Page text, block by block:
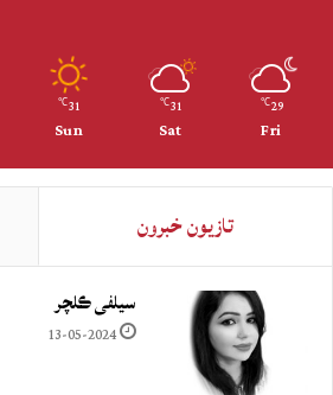
29
℃
Fri
31
℃
Sat
31
℃
Sun
تازيون خبرون
سيلفي ڪلچر
13-05-2024